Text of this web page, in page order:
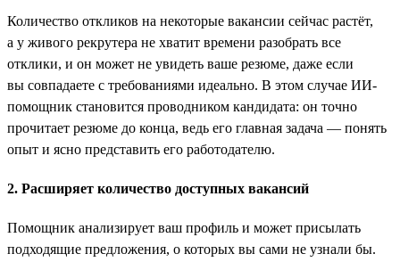
Количество откликов на некоторые вакансии сейчас растёт,
а у живого рекрутера не хватит времени разобрать все
отклики, и он может не увидеть ваше резюме, даже если
вы совпадаете с требованиями идеально. В этом случае ИИ-
помощник становится проводником кандидата: он точно
прочитает резюме до конца, ведь его главная задача — понять
опыт и ясно представить его работодателю.
2. Расширяет количество доступных вакансий
Помощник анализирует ваш профиль и может присылать
подходящие предложения, о которых вы сами не узнали бы.